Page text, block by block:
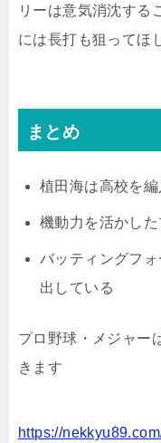
リーは意気消沈する
には長打も狙ってほ
まとめ
植田海は高校を
機動力を活かし
バッティングフ
出している
プロ野球・メジャー
きます
https://